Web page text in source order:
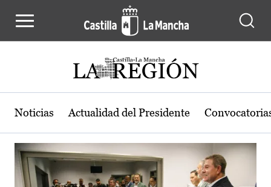
Actualidad de la región de Castilla-
Noticias Actualidad del Presidente